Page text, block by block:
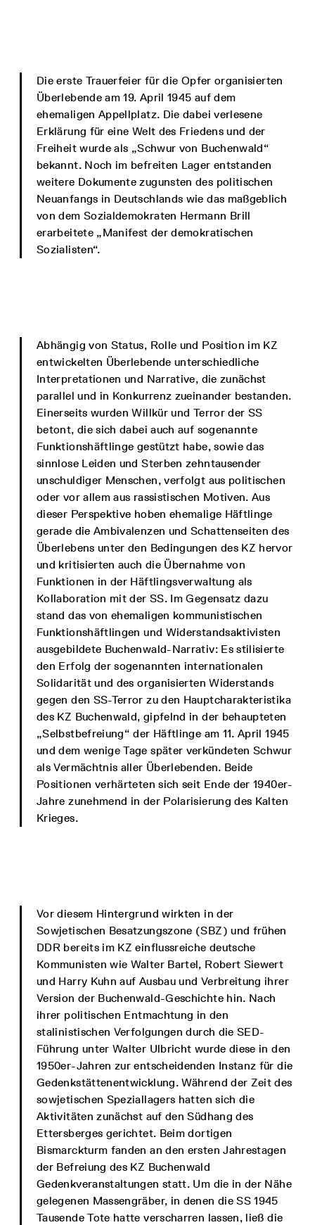
Die erste Trauerfeier für die Opfer organisierten
Überlebende am 19. April 1945 auf dem
ehemaligen Appellplatz. Die dabei verlesene
Erklärung für eine Welt des Friedens und der
Freiheit wurde als „Schwur von Buchenwald“
bekannt. Noch im befreiten Lager entstanden
weitere Dokumente zugunsten des politischen
Neuanfangs in Deutschlands wie das maßgeblich
von dem Sozialdemokraten Hermann Brill
erarbeitete „Manifest der demokratischen
Sozialisten“.
Abhängig von Status, Rolle und Position im KZ
entwickelten Überlebende unterschiedliche
Interpretationen und Narrative, die zunächst
parallel und in Konkurrenz zueinander bestanden.
Einerseits wurden Willkür und Terror der SS
betont, die sich dabei auch auf sogenannte
Funktionshäftlinge gestützt habe, sowie das
sinnlose Leiden und Sterben zehntausender
unschuldiger Menschen, verfolgt aus politischen
oder vor allem aus rassistischen Motiven. Aus
dieser Perspektive hoben ehemalige Häftlinge
gerade die Ambivalenzen und Schattenseiten des
Überlebens unter den Bedingungen des KZ hervor
und kritisierten auch die Übernahme von
Funktionen in der Häftlingsverwaltung als
Kollaboration mit der SS. Im Gegensatz dazu
stand das von ehemaligen kommunistischen
Funktionshäftlingen und Widerstandsaktivisten
ausgebildete Buchenwald-Narrativ: Es stilisierte
den Erfolg der sogenannten internationalen
Solidarität und des organisierten Widerstands
gegen den SS-Terror zu den Hauptcharakteristika
des KZ Buchenwald, gipfelnd in der behaupteten
„Selbstbefreiung“ der Häftlinge am 11. April 1945
und dem wenige Tage später verkündeten Schwur
als Vermächtnis aller Überlebenden. Beide
Positionen verhärteten sich seit Ende der 1940er-
Jahre zunehmend in der Polarisierung des Kalten
Krieges.
Vor diesem Hintergrund wirkten in der
Sowjetischen Besatzungszone (SBZ) und frühen
DDR bereits im KZ einflussreiche deutsche
Kommunisten wie Walter Bartel, Robert Siewert
und Harry Kuhn auf Ausbau und Verbreitung ihrer
Version der Buchenwald-Geschichte hin. Nach
ihrer politischen Entmachtung in den
stalinistischen Verfolgungen durch die SED-
Führung unter Walter Ulbricht wurde diese in den
1950er-Jahren zur entscheidenden Instanz für die
Gedenkstättenentwicklung. Während der Zeit des
sowjetischen Speziallagers hatten sich die
Aktivitäten zunächst auf den Südhang des
Ettersberges gerichtet. Beim dortigen
Bismarckturm fanden an den ersten Jahrestagen
der Befreiung des KZ Buchenwald
Gedenkveranstaltungen statt. Um die in der Nähe
gelegenen Massengräber, in denen die SS 1945
Tausende Tote hatte verscharren lassen, ließ die